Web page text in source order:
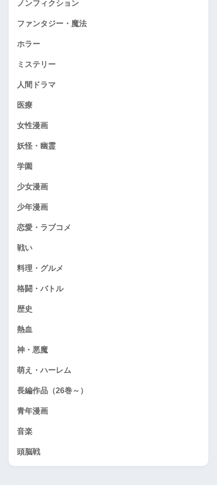
ノンフィクション
ファンタジー・魔法
ホラー
ミステリー
人間ドラマ
医療
女性漫画
妖怪・幽霊
学園
少女漫画
少年漫画
恋愛・ラブコメ
戦い
料理・グルメ
格闘・バトル
歴史
熱血
神・悪魔
萌え・ハーレム
長編作品（26巻～）
青年漫画
音楽
頭脳戦